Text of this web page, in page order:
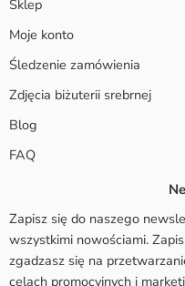
Sklep
Moje konto
Śledzenie zamówienia
Zdjęcia biżuterii srebrnej
Blog
FAQ
Zapisz się do naszego
wszystkimi nowościami.
zgadzasz się na
celach promocyjnych i